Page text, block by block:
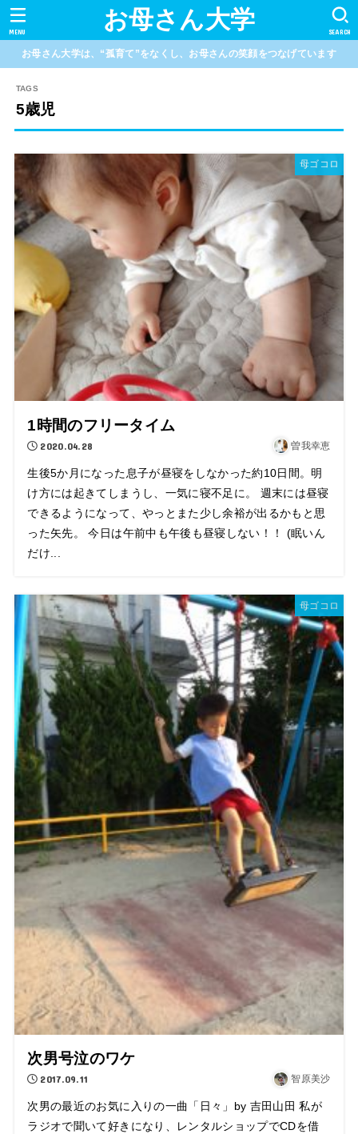
お母さん大学 SEARCH
MENU
お母さん大学は、“孤育て”をなくし、お母さんの笑顔をつなげています
5歳児
母ゴコロ
1時間のフリータイム
2020.04.28 曽我幸恵
生後5か月になった息子が昼寝をしなかった約10日間。明
け方には起きてしまうし、一気に寝不足に。 週末には昼寝
できるようになって、やっとまた少し余裕が出るかもと思
った矢先。 今日は午前中も午後も昼寝しない！！ (眠いん
だけ...
母ゴコロ
次男号泣のワケ
2017.09.11 智原美沙
次男の最近のお気に入りの一曲「日々」by 吉田山田 私が
ラジオで聞いて好きになり、レンタルショップでCDを借